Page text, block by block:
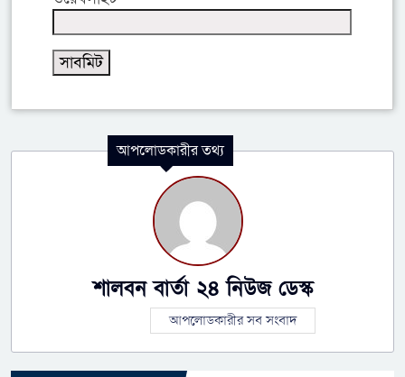
আপলোডকারীর তথ্য
শালবন বার্তা ২৪ নিউজ ডেস্ক
আপলোডকারীর সব সংবাদ